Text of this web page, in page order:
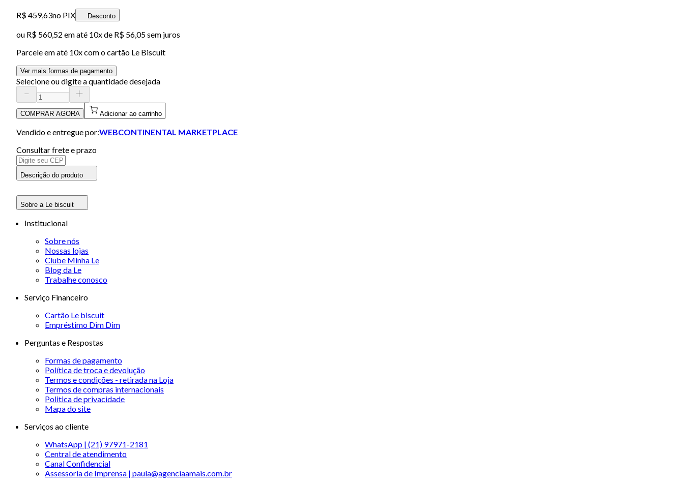
R$ 459,63no PIX Desconto
ou R$ 560,52 em até 10x de R$ 56,05 sem juros
Parcele em até 10x com o cartão Le Biscuit
Ver mais formas de pagamento
Selecione ou digite a quantidade desejada
COMPRAR AGORA Adicionar ao carrinho
Vendido e entregue por:WEBCONTINENTAL MARKETPLACE
Consultar frete e prazo
Descrição do produto
Sobre a Le biscuit
Institucional
Sobre nós
Nossas lojas
Clube Minha Le
Blog da Le
Trabalhe conosco
Serviço Financeiro
Cartão Le biscuit
Empréstimo Dim Dim
Perguntas e Respostas
Formas de pagamento
Política de troca e devolução
Termos e condições - retirada na Loja
Termos de compras internacionais
Politica de privacidade
Mapa do site
Serviços ao cliente
WhatsApp | (21) 97971-2181
Central de atendimento
Canal Confidencial
Assessoria de Imprensa | paula@agenciaamais.com.br